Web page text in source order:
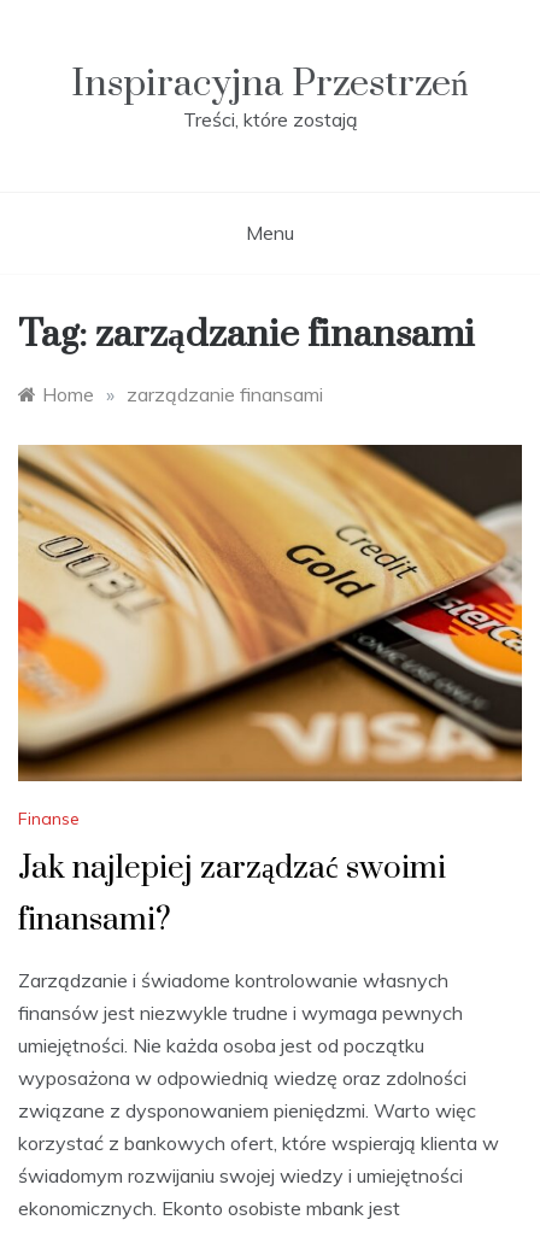
Inspiracyjna Przestrzeń
Treści, które zostają
Menu
Tag: zarządzanie finansami
Home » zarządzanie finansami
Finanse
Jak najlepiej zarządzać swoimi
finansami?
Zarządzanie i świadome kontrolowanie własnych
finansów jest niezwykle trudne i wymaga pewnych
umiejętności. Nie każda osoba jest od początku
wyposażona w odpowiednią wiedzę oraz zdolności
związane z dysponowaniem pieniędzmi. Warto więc
korzystać z bankowych ofert, które wspierają klienta w
świadomym rozwijaniu swojej wiedzy i umiejętności
ekonomicznych. Ekonto osobiste mbank jest